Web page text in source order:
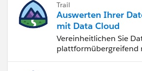
Trail
Auswerten Ihrer
mit Data Cloud
Vereinheitlichen Sie
plattformübergreifend